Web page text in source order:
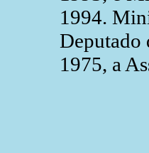
1994.
Deputado
1975, a